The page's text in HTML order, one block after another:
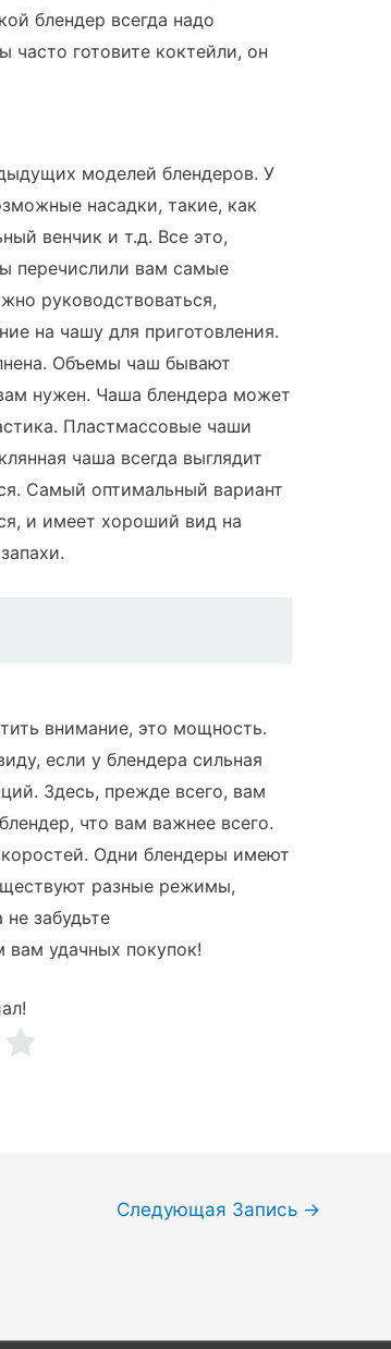
блендер всегда надо
часто готовите коктейли, он
моделей блендеров. У
насадки, такие, как
венчик и т.д. Все это,
перечислили вам самые
руководствоваться,
на чашу для приготовления.
Объемы чаш бывают
нужен. Чаша блендера может
Пластмассовые чаши
чаша всегда выглядит
Самый оптимальный вариант
и имеет хороший вид на
внимание, это мощность.
если у блендера сильная
Здесь, прежде всего, вам
что вам важнее всего.
Одни блендеры имеют
разные режимы,
забудьте
вам удачных покупок!
Следующая Запись →